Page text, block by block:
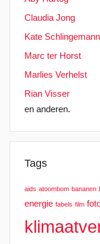
Claudia Jong
Kate Schlingemann
Marc ter Horst
Marlies Verhelst
Rian Visser
en anderen.
Tags
aids atoombom bananen
energie fabels film